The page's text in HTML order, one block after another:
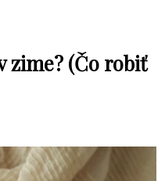
zime? (Čo robiť